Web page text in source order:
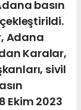
basın
Adana
Karalar,
sivil
Ekim 2023